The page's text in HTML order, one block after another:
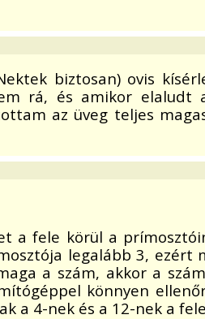
biztosan) ovis
rá, és amikor elaludt
az üveg teljes
a fele körül a
legalább 3,
a szám, akkor a
könnyen
a 4-nek és a 12-nek a